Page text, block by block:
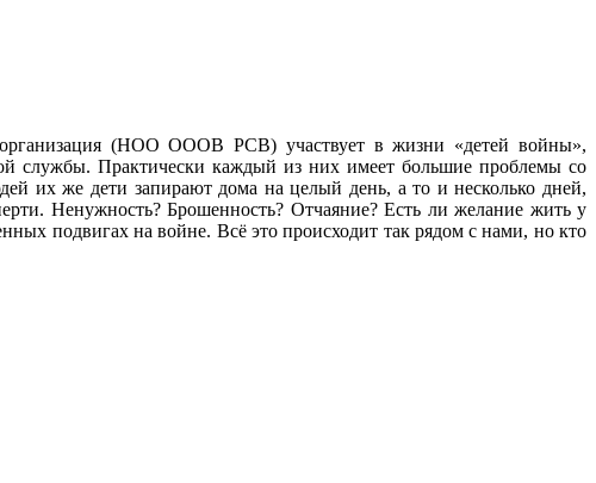
(НОО ОООВ РСВ) участвует в жизни «детей войны»,
службы. Практически каждый из них имеет большие проблемы со
их же дети запирают дома на целый день, а то и несколько дней,
Ненужность? Брошенность? Отчаяние? Есть ли желание жить у
подвигах на войне. Всё это происходит так рядом с нами, но кто